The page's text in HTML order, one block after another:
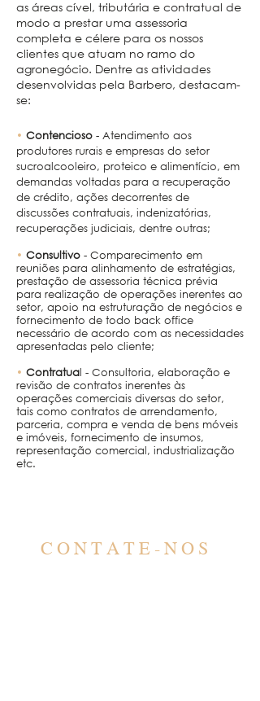
as áreas cível, tributária e contratual de
modo a prestar uma assessoria
completa e célere para os nossos
clientes que atuam no ramo do
agronegócio. Dentre as atividades
desenvolvidas pela Barbero, destacam-
se:
• Contencioso - Atendimento aos
produtores rurais e empresas do setor
sucroalcooleiro, proteico e alimentício, em
demandas voltadas para a recuperação
de crédito, ações decorrentes de
discussões contratuais, indenizatórias,
recuperações judiciais, dentre outras;
• Consultivo - Comparecimento em
reuniões para alinhamento de estratégias,
prestação de assessoria técnica prévia
para realização de operações inerentes ao
setor, apoio na estruturação de negócios e
fornecimento de todo back office
necessário de acordo com as necessidades
apresentadas pelo cliente;
• Contratual - Consultoria, elaboração e
revisão de contratos inerentes às
operações comerciais diversas do setor,
tais como contratos de arrendamento,
parceria, compra e venda de bens móveis
e imóveis, fornecimento de insumos,
representação comercial, industrialização
etc.
CONTATE-NOS